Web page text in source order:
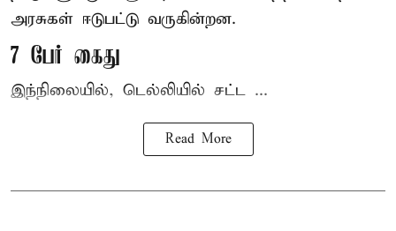
அரசுகள் ஈடுபட்டு வருகின்றன.
7 பேர் கைது
இந்நிலையில், டெல்லியில் சட்ட ...
Read More